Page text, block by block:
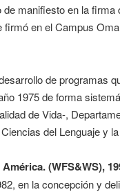
manifiesto en la
firmó en el Campus
de programas
1975 de forma
de Vida-,
del Lenguaje y
(WFS&WS),
en la concepción y